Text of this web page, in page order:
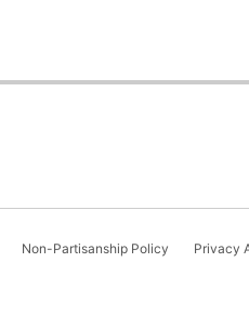
Non-Partisanship Policy Privacy